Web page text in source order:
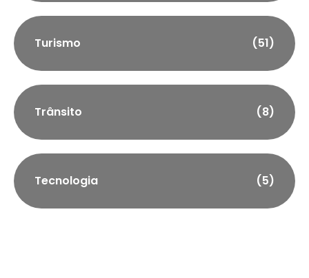
Turismo (51)
Trânsito (8)
Tecnologia (5)